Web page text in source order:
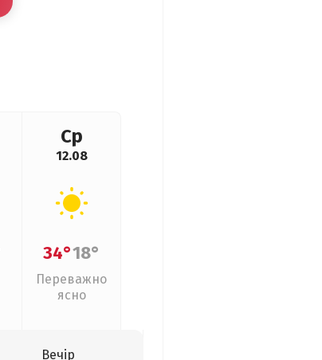
Ср
12.08
34°18°
Переважно
ясно
Вечір